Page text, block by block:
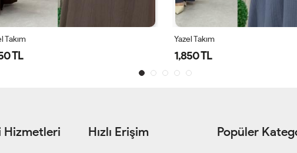
Takım
TL
Çakra Takım
2,750 TL
Hizmetleri Hızlı Erişim Popüler